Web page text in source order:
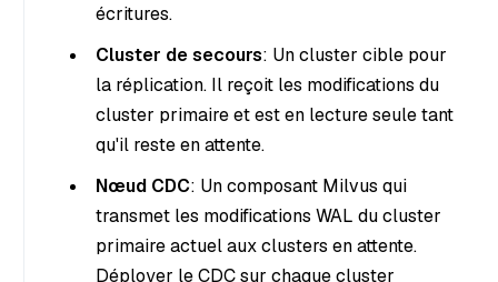
écritures.
Cluster de secours: Un cluster cible pour
la réplication. Il reçoit les modifications du
cluster primaire et est en lecture seule tant
qu'il reste en attente.
Nœud CDC: Un composant Milvus qui
transmet les modifications WAL du cluster
primaire actuel aux clusters en attente.
Déployer le CDC sur chaque cluster